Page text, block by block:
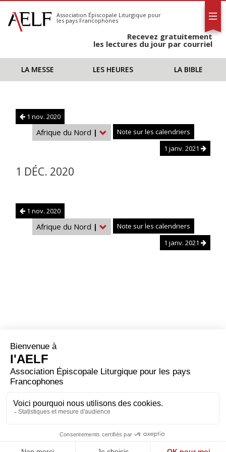
S'abonner
Calendrier
Association Épiscopale Liturgique pour
les pays Francophones
Recevez gratuitement
les lectures du jour par courriel
LA MESSE LES HEURES LA BIBLE
1 nov. 2020
Afrique du Nord |
Note sur les calendriers
1 janv. 2021
1 DÉC. 2020
1 nov. 2020
Afrique du Nord |
Note sur les calendriers
1 janv. 2021